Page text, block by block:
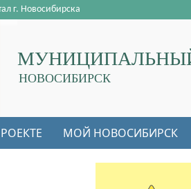
НОВОСИБИРСК
г. Новосибирска
МОЙ НОВОСИБИРСК